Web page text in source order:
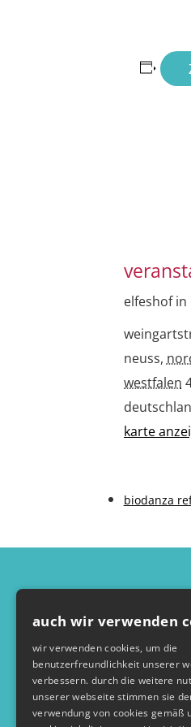
elfeshof in
neuss,
westfalen
karte
biodanza
auch wir verwenden
wir verwenden cookies, um die
benutzerfreundlichkeit unserer
verbessern. durch die weitere
unserer webseite stimmen sie
verwendung von cookies gemäß